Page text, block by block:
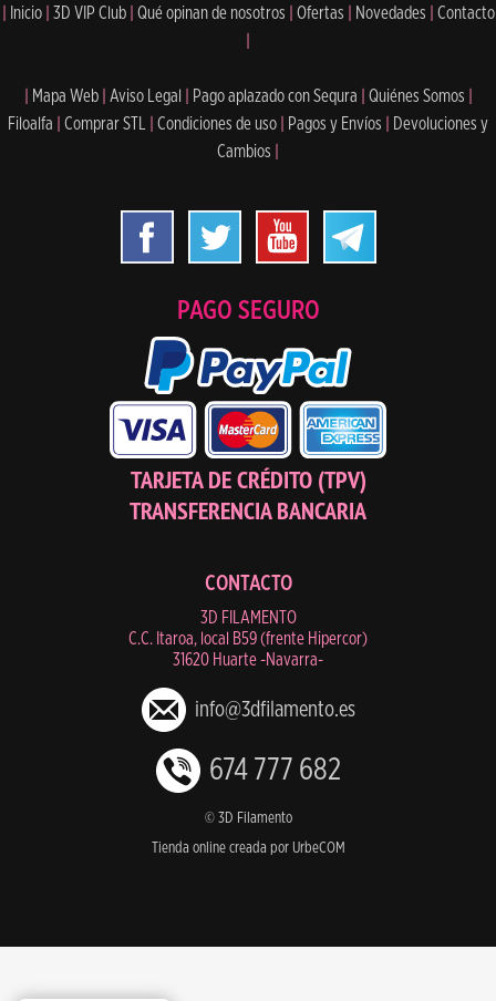
Inicio 3D VIP Club Qué opinan de nosotros Ofertas Novedades
Contacto
Mapa Web Aviso Legal Pago aplazado con Sequra Quiénes Somos
Filoalfa
Comprar STL Condiciones de uso Pagos y Envíos
Devoluciones y
Cambios
PAGO SEGURO
TARJETA DE CRÉDITO (TPV)
TRANSFERENCIA BANCARIA
CONTACTO
3D FILAMENTO
C.C. Itaroa, local B59 (frente Hipercor)
31620 Huarte -Navarra-
info@3dfilamento.es
674 777 682
© 3D Filamento
Tienda online creada por UrbeCOM